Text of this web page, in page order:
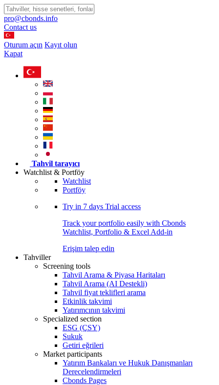
pro@cbonds.info
Contact us
Oturum açın Kayıt olun
Kapat
Tahvil tarayıcı
Watchlist & Portföy
Watchlist
Portföy
Try in 7 days Trial access
Track your portfolio easily with Cbonds
Watchlist, Portfolio & Excel Add-in
Erişim talep edin
Tahviller
Screening tools
Tahvil Arama & Piyasa Haritaları
Tahvil Arama (AI Destekli)
Tahvil fiyat teklifleri arama
Etkinlik takvimi
Yatırımcının takvimi
Specialized section
ESG (ÇSY)
Sukuk
Getiri eğrileri
Market participants
Yatırım Bankaları ve Hukuk Danışmanları
Derecelendirmeleri
Cbonds Pages